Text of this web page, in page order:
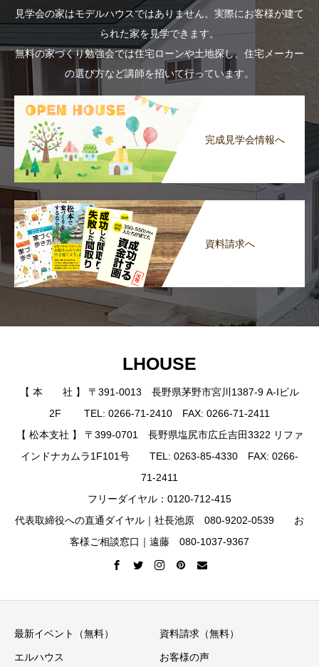
見学会の家はモデルハウスではありません。実際にお客様が建て
られた家を見学できます。
無料の家づくり勉強会では住宅ローンや土地探し、住宅メーカー
の選び方など講師を招いて行っています。
完成見学会情報へ
資料請求へ
LHOUSE
【 本 社 】 〒391-0013 長野県茅野市宮川1387-9 A-Iビル
2F TEL: 0266-71-2410 FAX: 0266-71-2411
【 松本支社 】 〒399-0701 長野県塩尻市広丘吉田3322 リファ
インドナカムラ1F101号 TEL: 0263-85-4330 FAX: 0266-
71-2411
フリーダイヤル：0120-712-415
代表取締役への直通ダイヤル｜社長池原 080-9202-0539 お
客様ご相談窓口｜遠藤 080-1037-9367
最新イベント（無料） 資料請求（無料）
エルハウス お客様の声